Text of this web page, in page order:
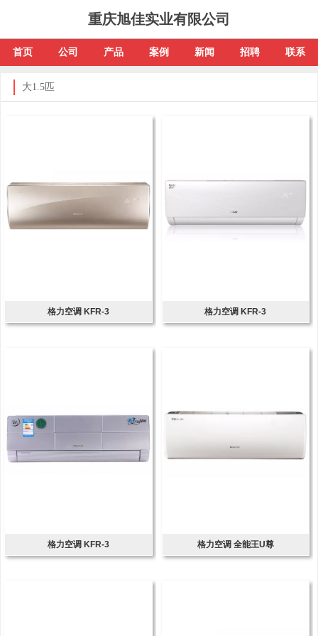
重庆旭佳实业有限公司
首页 公司 产品 案例 新闻 招聘 联系
大1.5匹
格力空调 KFR-3 格力空调 KFR-3
格力空调 KFR-3 格力空调 全能王U尊